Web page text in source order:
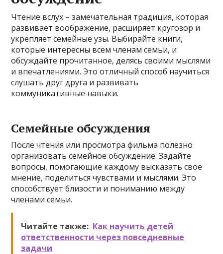
Чтение вслух – замечательная традиция, которая
развивает воображение, расширяет кругозор и
укрепляет семейные узы. Выбирайте книги,
которые интересны всем членам семьи, и
обсуждайте прочитанное, делясь своими мыслями
и впечатлениями. Это отличный способ научиться
слушать друг друга и развивать
коммуникативные навыки.
Семейные обсуждения
После чтения или просмотра фильма полезно
организовать семейное обсуждение. Задайте
вопросы, помогающие каждому высказать свое
мнение, поделиться чувствами и мыслями. Это
способствует близости и пониманию между
членами семьи.
Читайте также: Как научить детей
ответственности через повседневные
задачи